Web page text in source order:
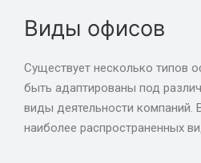
Виды офисов
Существует несколько типов
быть адаптированы под
виды деятельности компаний.
наиболее распространенных